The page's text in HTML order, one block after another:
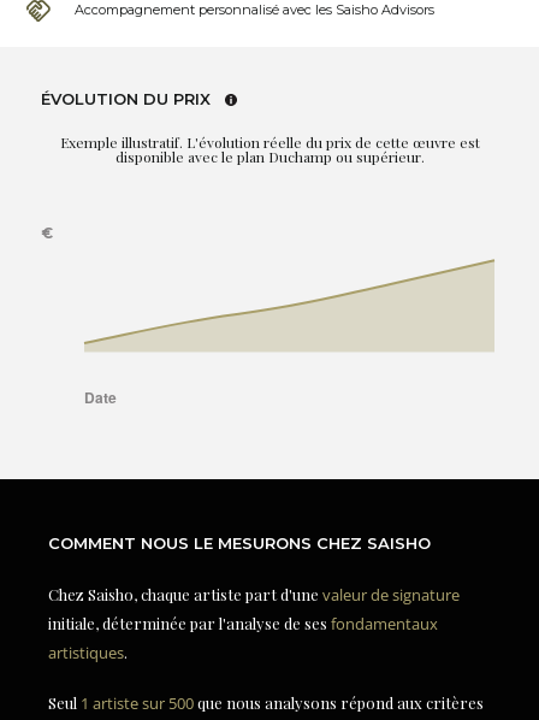
Accompagnement personnalisé avec les Saisho Advisors
ÉVOLUTION DU PRIX
Exemple illustratif. L'évolution réelle du prix de cette œuvre est
disponible avec le plan Duchamp ou supérieur.
COMMENT NOUS LE MESURONS CHEZ SAISHO
Chez Saisho, chaque artiste part d'une valeur de signature
initiale, déterminée par l'analyse de ses fondamentaux
artistiques.
Seul 1 artiste sur 500que nous analysons répond aux critères